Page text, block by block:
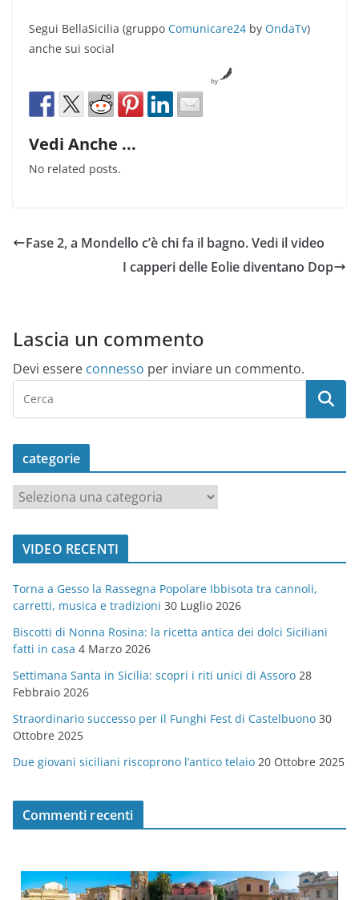
Segui BellaSicilia (gruppo Comunicare24 by OndaTv)
anche sui social
by
Vedi Anche ...
No related posts.
Fase 2, a Mondello c’è chi fa il bagno. Vedi il video
I capperi delle Eolie diventano Dop
Lascia un commento
Devi essere connesso per inviare un commento.
categorie
a
t
o
r
i
e
VIDEO RECENTI
Torna a Gesso la Rassegna Popolare Ibbisota tra cannoli,
carretti, musica e tradizioni 30 Luglio 2026
Biscotti di Nonna Rosina: la ricetta antica dei dolci Siciliani
fatti in casa 4 Marzo 2026
Settimana Santa in Sicilia: scopri i riti unici di Assoro 28
Febbraio 2026
Straordinario successo per il Funghi Fest di Castelbuono 30
Ottobre 2025
Due giovani siciliani riscoprono l’antico telaio 20 Ottobre 2025
Commenti recenti